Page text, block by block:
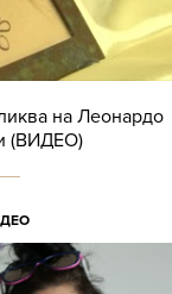
на Леонардо
(ВИДЕО)